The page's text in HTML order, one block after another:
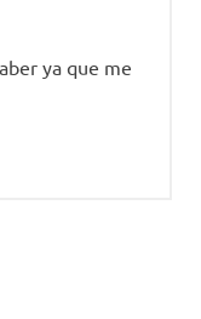
ya que me